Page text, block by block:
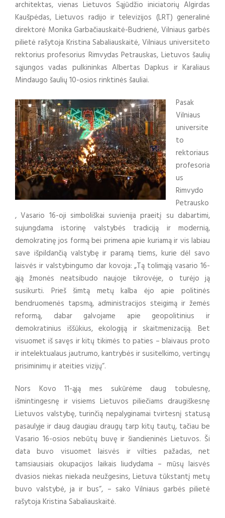
architektas, vienas Lietuvos Sąjūdžio iniciatorių Algirdas
Kaušpėdas, Lietuvos radijo ir televizijos (LRT) generalinė
direktorė Monika Garbačiauskaitė-Budrienė, Vilniaus garbės
pilietė rašytoja Kristina Sabaliauskaitė, Vilniaus universiteto
rektorius profesorius Rimvydas Petrauskas, Lietuvos šaulių
sąjungos vadas pulkininkas Albertas Dapkus ir Karaliaus
Mindaugo šaulių 10-osios rinktinės šauliai.
Pasak
Vilniaus
universite
to
rektoriaus
profesoria
us
Rimvydo
Petrausko
, Vasario 16-oji simboliškai suvienija praeitį su dabartimi,
sujungdama istorinę valstybės tradiciją ir modernią,
demokratinę jos formą bei primena apie kuriamą ir vis labiau
save išpildančią valstybę ir paramą tiems, kurie dėl savo
laisvės ir valstybingumo dar kovoja: „Tą tolimąją vasario 16-
ąją žmonės neatsibudo naujoje tikrovėje, o turėjo ją
susikurti. Prieš šimtą metų kalba ėjo apie politinės
bendruomenės tapsmą, administracijos steigimą ir žemės
reformą, dabar galvojame apie geopolitinius ir
demokratinius iššūkius, ekologiją ir skaitmenizaciją. Bet
visuomet iš savęs ir kitų tikimės to paties – blaivaus proto
ir intelektualaus jautrumo, kantrybės ir susitelkimo, vertingų
prisiminimų ir ateities vizijų“.
Nors Kovo 11-ąją mes sukūrėme daug tobulesnę,
išmintingesnę ir visiems Lietuvos piliečiams draugiškesnę
Lietuvos valstybę, turinčią nepalyginamai tvirtesnį statusą
pasaulyje ir daug daugiau draugų tarp kitų tautų, tačiau be
Vasario 16-osios nebūtų buvę ir šiandieninės Lietuvos. Ši
data buvo visuomet laisvės ir vilties pažadas, net
tamsiausiais okupacijos laikais liudydama – mūsų laisvės
dvasios niekas niekada neužgesins, Lietuva tūkstantį metų
buvo valstybė, ja ir bus“, – sako Vilniaus garbės pilietė
rašytoja Kristina Sabaliauskaitė.